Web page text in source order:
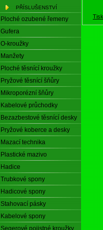
PŘÍSLUŠENSTVÍ
Ploché ozubené řemeny
Gufera
O-kroužky
Manžety
Ploché těsnící kroužky
Pryžové těsnící šňůry
Mikroporézní šňůry
Kabelové průchodky
Bezazbestové těsnící desky
Pryžové koberce a desky
Mazací technika
Plastické mazivo
Hadice
Trubkové spony
Hadicové spony
Stahovací pásky
Kabelové spony
Segerové pojistné kroužky